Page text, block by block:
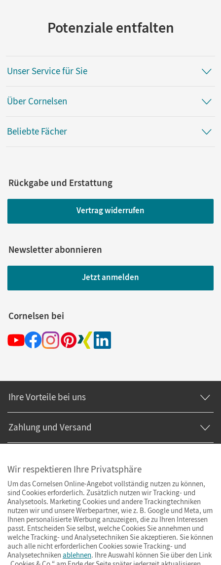
Potenziale entfalten
Unser Service für Sie
Über Cornelsen
Beliebte Fächer
Rückgabe und Erstattung
Vertrag widerrufen
Newsletter abonnieren
Jetzt anmelden
Cornelsen bei
Ihre Vorteile bei uns
Zahlung und Versand
Wir respektieren Ihre Privatsphäre
Um das Cornelsen Online-Angebot vollständig nutzen zu können,
sind Cookies erforderlich. Zusätzlich nutzen wir Tracking- und
Analysetools. Marketing Cookies und andere Trackingtechniken
nutzen wir und unsere Werbepartner, wie z. B. Google und Meta, um
Ihnen personalisierte Werbung anzuzeigen, die zu Ihren Interessen
passt. Entscheiden Sie selbst, welche Cookies Sie annehmen und
welche Tracking- und Analysetechniken Sie akzeptieren. Sie können
auch alle nicht erforderlichen Cookies sowie Tracking- und
Analysetechniken ablehnen. Ihre Auswahl können Sie über den Link